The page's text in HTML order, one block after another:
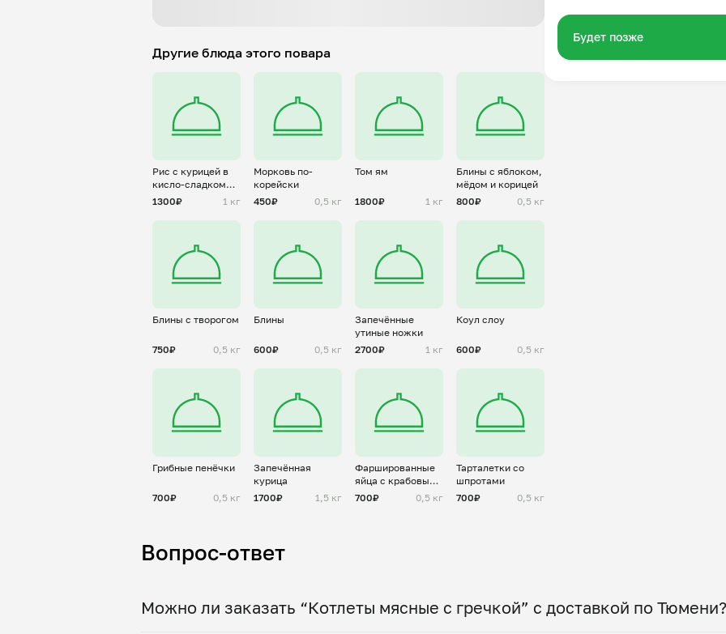
Другие блюда этого повара
Рис с курицей в
кисло-сладком
соусе
1300₽ 1 кг
Морковь по-
корейски
450₽
0,5 кг
Том ям
1800₽ 1 кг
Блины с яблоком,
мёдом и корицей
800₽
0,5 кг
Блины с творогом
750₽ 0,5 кг
Блины
600₽ 0,5 кг
Запечённые
утиные ножки
2700₽
1 кг
Коул слоу
600₽ 0,5 кг
Грибные пенёчки
700₽ 0,5 кг
Запечённая
курица
1700₽
1,5 кг
Фаршированные
яйца с крабовыми
палочками
700₽ 0,5 кг
Тарталетки со
шпротами
700₽
0,5 кг
Будет позже
Вопрос-ответ
Можно ли заказать “Котлеты мясные с гречкой” с доставкой по Тюмени?